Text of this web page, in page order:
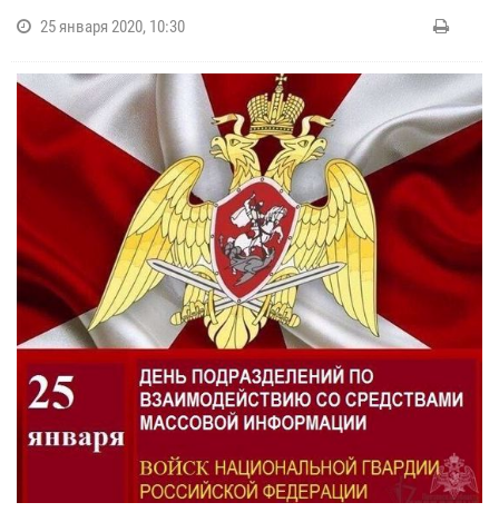
25 января 2020, 10:30